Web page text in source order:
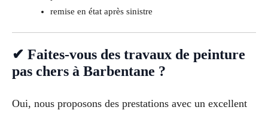
remise en état après sinistre
✔ Faites-vous des travaux de peinture
pas chers à Barbentane ?
Oui, nous proposons des prestations avec un excellent